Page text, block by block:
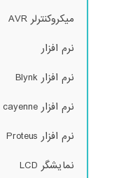
میکروکنترلر AVR
نرم افزار
نرم افزار Blynk
نرم افزار cayenne
نرم افزار Proteus
نمایشگر LCD